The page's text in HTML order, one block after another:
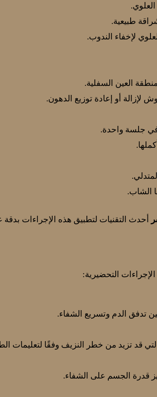
طبيعية.
لإخفاء الندوب.
العين السفلية.
أو إعادة توزيع الدهون.
في جلسة واحدة.
الشاب.
أحدث التقنيات لتطبيق هذه الإجراءات
التحضيرية:
تدفق الدم وتسريع الشفاء.
قد تزيد من خطر النزيف وفقًا لتعليمات
قدرة الجسم على الشفاء.